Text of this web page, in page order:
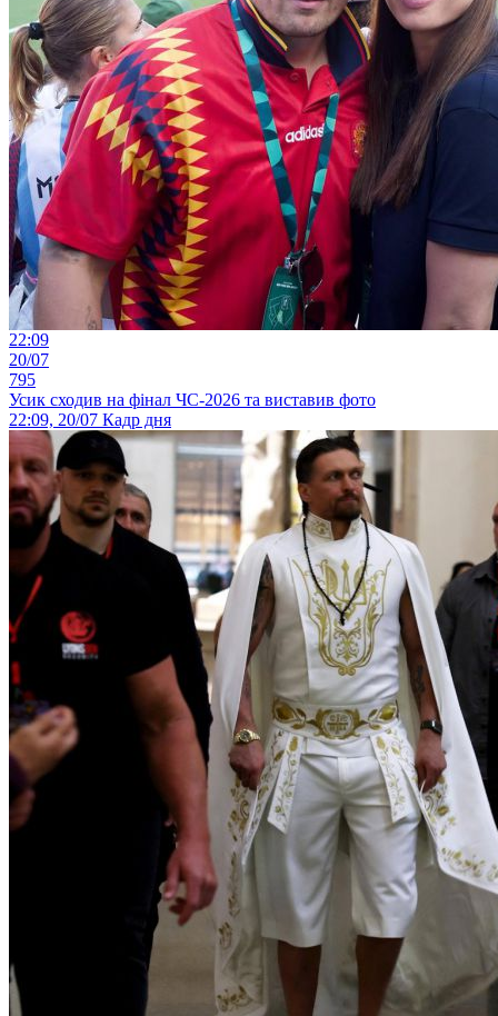
22:09
20/07
795
Усик сходив на фінал ЧС-2026 та виставив фото
22:09, 20/07 Кадр дня